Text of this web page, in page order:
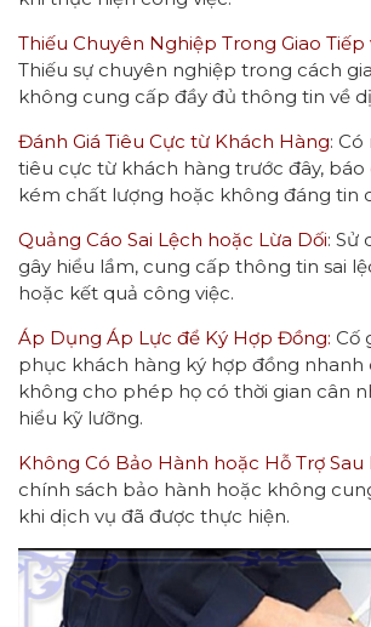
Thiếu Chuyên Nghiệp Trong Giao Tiếp
Thiếu sự chuyên nghiệp trong cách
không cung cấp đầy đủ thông tin về
Đánh Giá Tiêu Cực từ Khách Hàng:
tiêu cực từ khách hàng trước đây, báo
kém chất lượng hoặc không đáng tin
Quảng Cáo Sai Lệch hoặc Lừa Dối: Sử
gây hiểu lầm, cung cấp thông tin sai
hoặc kết quả công việc.
Áp Dụng Áp Lực để Ký Hợp Đồng: Cố
phục khách hàng ký hợp đồng nhanh
không cho phép họ có thời gian cân
hiểu kỹ lưỡng.
Không Có Bảo Hành hoặc Hỗ Trợ Sau
chính sách bảo hành hoặc không
khi dịch vụ đã được thực hiện.